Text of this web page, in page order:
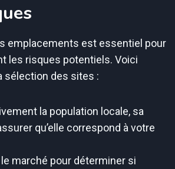
emplacements est essentiel pour
les risques potentiels. Voici
sélection des sites :
la population locale, sa
qu’elle correspond à votre
marché pour déterminer si